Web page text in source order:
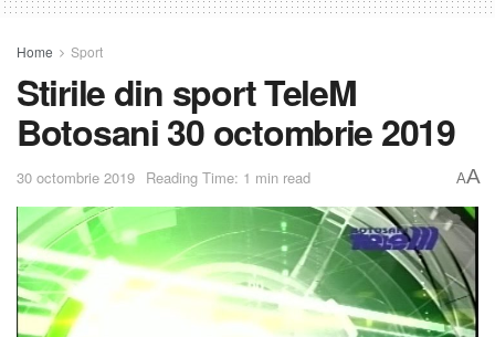
Home Sport
Stirile din sport TeleM
Botosani 30 octombrie 2019
30 octombrie 2019 Reading Time: 1 min read AA